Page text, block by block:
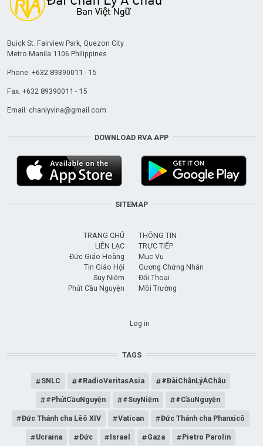
Buick St. Fairview Park, Quezon City
Metro Manila 1106 Philippines
Phone: +632 89390011 - 15
Fax: +632 89390011 - 15
Email: chanlyvina@gmail.com
DOWNLOAD RVA APP
SITEMAP
TRANG CHỦ
LIÊN LẠC
Đức Giáo Hoàng
Tin Giáo Hội
Suy Niệm
Phút Cầu Nguyện
THÔNG TIN
TRỰC TIẾP
Mục Vụ
Gương Chứng Nhân
Đối Thoại
Môi Trường
Log in
TAGS
SNLC #RadioVeritasAsia #ĐàiChânLýÁChâu
#PhútCầuNguyện #SuyNiệm #CầuNguyện
Đức Thánh cha Lêô XIV Vatican Đức Thánh cha Phanxicô
Ucraina Đức Israel Gaza Pietro Parolin